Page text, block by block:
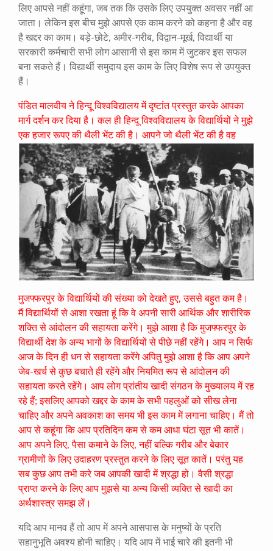
लिए आपसे नहीं कहूंगा, जब तक कि उसके लिए उपयुक्त अवसर नहीं आ
जाता। लेकिन इस बीच मुझे आपसे एक काम करने को कहना है और वह
है खद्दर का काम। बड़े-छोटे, अमीर-गरीब, विद्वान-मूर्ख, विद्यार्थी या
सरकारी कर्मचारी सभी लोग आसानी से इस काम में जुटकर इस सफल
बना सकते हैं। विद्यार्थी समुदाय इस काम के लिए विशेष रूप से उपयुक्त
हैं।
पंडित मालवीय ने हिन्दू विश्वविद्यालय में दृष्टांत प्रस्तुत करके आपका
मार्ग दर्शन कर दिया है। कल ही हिन्दू विश्वविद्यालय के विद्यार्थियों ने मुझे
एक हजार रूपए की थैली भेंट की है। आपने जो थैली भेंट की है वह
मुजफ्फरपुर के विद्यार्थियों की संख्या को देखते हुए, उससे बहुत कम है।
मैं विद्यार्थियों से आशा रखता हूं कि वे अपनी सारी आर्थिक और शारीरिक
शक्ति से आंदोलन की सहायता करेंगे। मुझे आशा है कि मुजफ्फरपुर के
विद्यार्थी देश के अन्य भागों के विद्यार्थियों से पीछे नहीं रहेंगे। आप न सिर्फ
आज के दिन ही धन से सहायता करेंगे अपितु मुझे आशा है कि आप अपने
जेब-खर्च से कुछ बचाते ही रहेंगे और नियमित रूप से आंदोलन की
सहायता करते रहेंगे। आप लोग प्रांतीय खादी संगठन के मुख्यालय में रह
रहे हैं; इसलिए आपको खद्दर के काम के सभी पहलुओं को सीख लेना
चाहिए और अपने अवकाश का समय भी इस काम में लगाना चाहिए। मैं तो
आप से कहूंगा कि आप प्रतिदिन कम से कम आधा घंटा सूत भी कातें।
आप अपने लिए, पैसा कमाने के लिए, नहीं बल्कि गरीब और बेकार
ग्रामीणों के लिए उदाहरण प्रस्तुत करने के लिए सूत कातें। परंतु यह
सब कुछ आप तभी करे जब आपकी खादी में श्रद्धा हो। वैसी श्रद्धा
प्राप्त करने के लिए आप मुझसे या अन्य किसी व्यक्ति से खादी का
अर्थशास्त्र समझ लें।
यदि आप मानव हैं तो आप में अपने आसपास के मनुष्यों के प्रति
सहानुभूति अवश्य होनी चाहिए। यदि आप में भाई चारे की इतनी भी